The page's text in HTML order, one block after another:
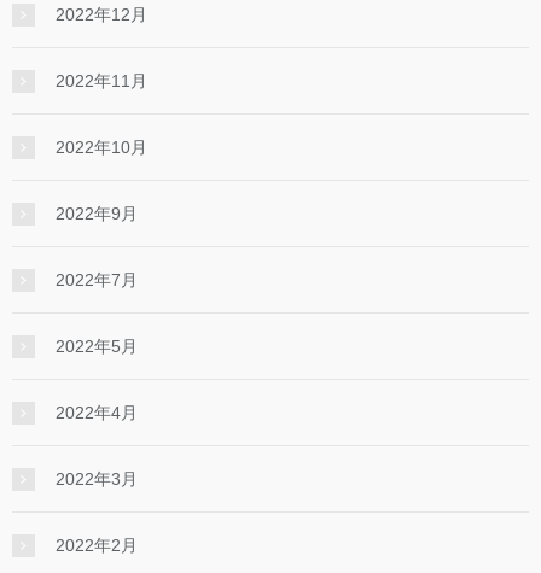
2022年12月
2022年11月
2022年10月
2022年9月
2022年7月
2022年5月
2022年4月
2022年3月
2022年2月